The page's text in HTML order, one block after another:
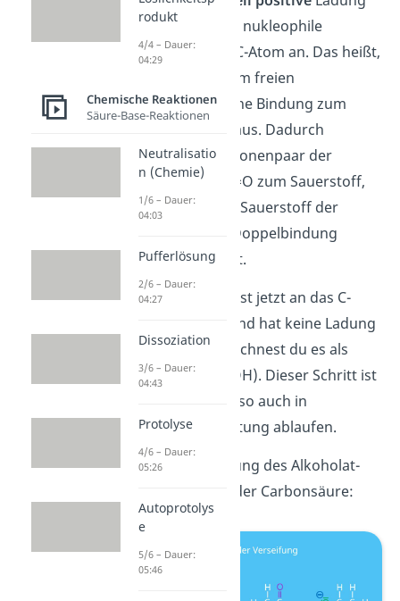
hat (δ+), greift das nukleophile
Hydroxid-Ion das C-Atom an. Das heißt,
es bildet mit seinem freien
Elektronenpaar eine Bindung zum
Kohlenstoffatom aus. Dadurch
wandert ein Elektronenpaar der
Doppelbindung C=O zum Sauerstoff,
weshalb dann der Sauerstoff der
ehemaligen C=O-Doppelbindung
negativ geladen ist.
Das Hydroxid-Ion ist jetzt an das C-
Atom gebunden und hat keine Ladung
mehr. Daher bezeichnest du es als
Hydroxygruppe (OH). Dieser Schritt ist
reversibel, kann also auch in
umgekehrter Richtung ablaufen.
Schritt 2
: Abspaltung des Alkoholat-
Ions und Bildung der Carbonsäure:
rodukt
4/4 – Dauer:
04:29
Chemische Reaktionen
Säure-Base-Reaktionen
Neutralisatio
n (Chemie)
1/6 – Dauer:
04:03
Pufferlösung
2/6 – Dauer:
04:27
Dissoziation
3/6 – Dauer:
04:43
Protolyse
4/6 – Dauer:
05:26
Autoprotolys
e
5/6 – Dauer:
05:46